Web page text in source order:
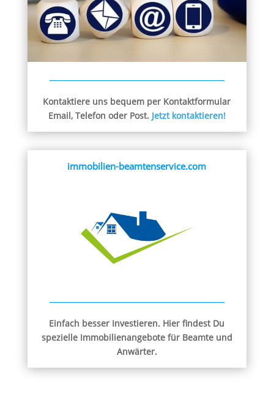
Kontaktiere uns bequem per Kontaktformular
Email, Telefon oder Post. Jetzt kontaktieren!
immobilien-beamtenservice.com
Einfach besser Investieren. Hier findest Du
spezielle Immobilienangebote für Beamte und
Anwärter.